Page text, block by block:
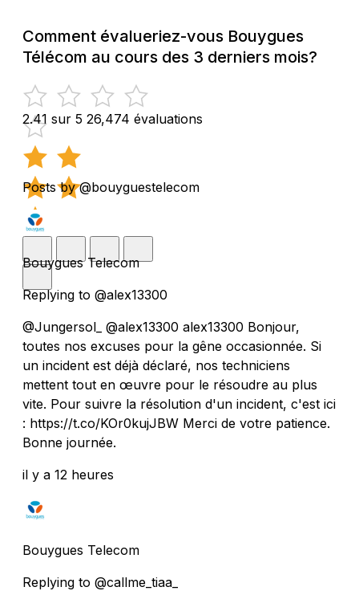
Comment évalueriez-vous Bouygues
Télécom au cours des 3 derniers mois?
2.41 sur 5 26,474 évaluations
Posts by @bouyguestelecom
Bouygues Telecom
Replying to @alex13300
@Jungersol_ @alex13300 alex13300 Bonjour,
toutes nos excuses pour la gêne occasionnée. Si
un incident est déjà déclaré, nos techniciens
mettent tout en œuvre pour le résoudre au plus
vite. Pour suivre la résolution d'un incident, c'est ici
: https://t.co/KOr0kujJBW Merci de votre patience.
Bonne journée.
il y a 12 heures
Bouygues Telecom
Replying to @callme_tiaa_